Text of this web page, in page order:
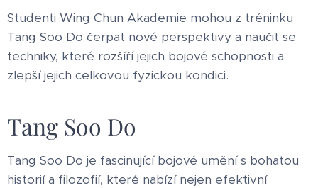
Studenti Wing Chun Akademie mohou z tréninku
Tang Soo Do čerpat nové perspektivy a naučit se
techniky, které rozšíří jejich bojové schopnosti a
zlepší jejich celkovou fyzickou kondici.
Tang Soo Do
Tang Soo Do je fascinující bojové umění s bohatou
historií a filozofií, které nabízí nejen efektivní